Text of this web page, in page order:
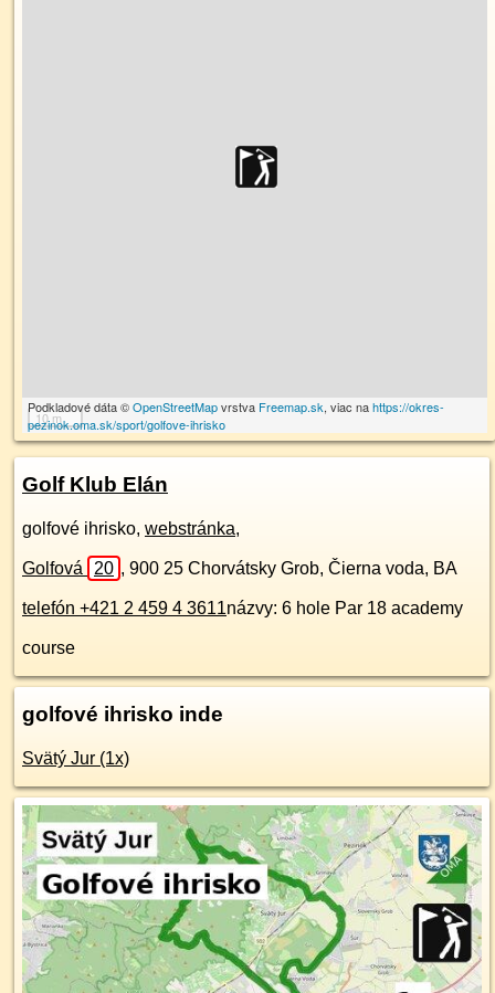
10 m
Podkladové dáta ©OpenStreetMapvrstva Freemap.sk, viac nahttps://okres-
pezinok.oma.sk/sport/golfove-ihrisko
Golf Klub Elán
golfové ihrisko, webstránka,
Golfová 20 , 900 25 Chorvátsky Grob, Čierna voda, BA
telefón +421 2 459 4 3611názvy: 6 hole Par 18 academy
course
golfové ihrisko inde
Svätý Jur (1x)